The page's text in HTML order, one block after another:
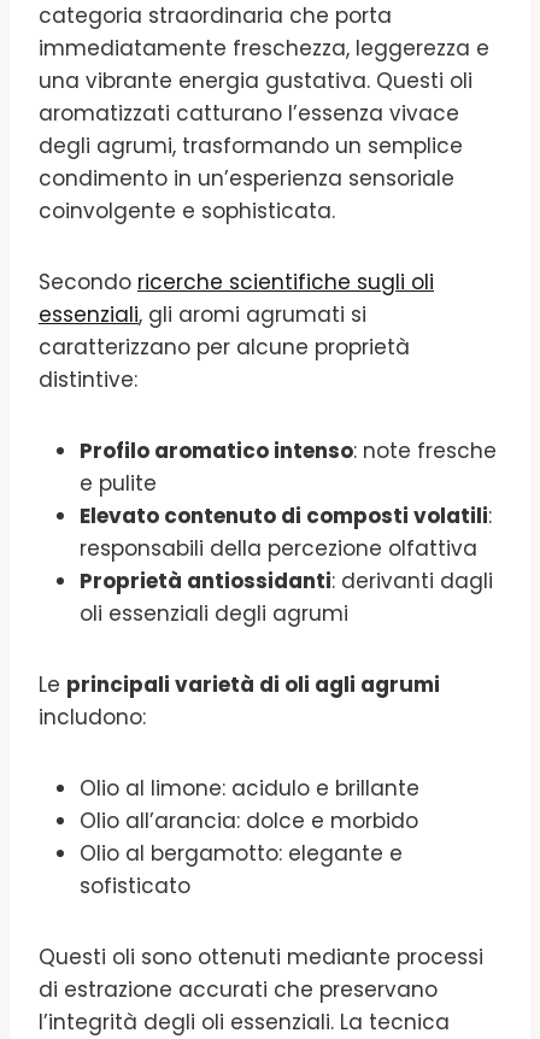
categoria straordinaria che porta
immediatamente freschezza, leggerezza e
una vibrante energia gustativa. Questi oli
aromatizzati catturano l’essenza vivace
degli agrumi, trasformando un semplice
condimento in un’esperienza sensoriale
coinvolgente e sophisticata.
Secondo ricerche scientifiche sugli oli
essenziali, gli aromi agrumati si
caratterizzano per alcune proprietà
distintive:
Profilo aromatico intenso: note fresche
e pulite
Elevato contenuto di composti volatili:
responsabili della percezione olfattiva
Proprietà antiossidanti: derivanti dagli
oli essenziali degli agrumi
Le principali varietà di oli agli agrumi
includono:
Olio al limone: acidulo e brillante
Olio all’arancia: dolce e morbido
Olio al bergamotto: elegante e
sofisticato
Questi oli sono ottenuti mediante processi
di estrazione accurati che preservano
l’integrità degli oli essenziali. La tecnica